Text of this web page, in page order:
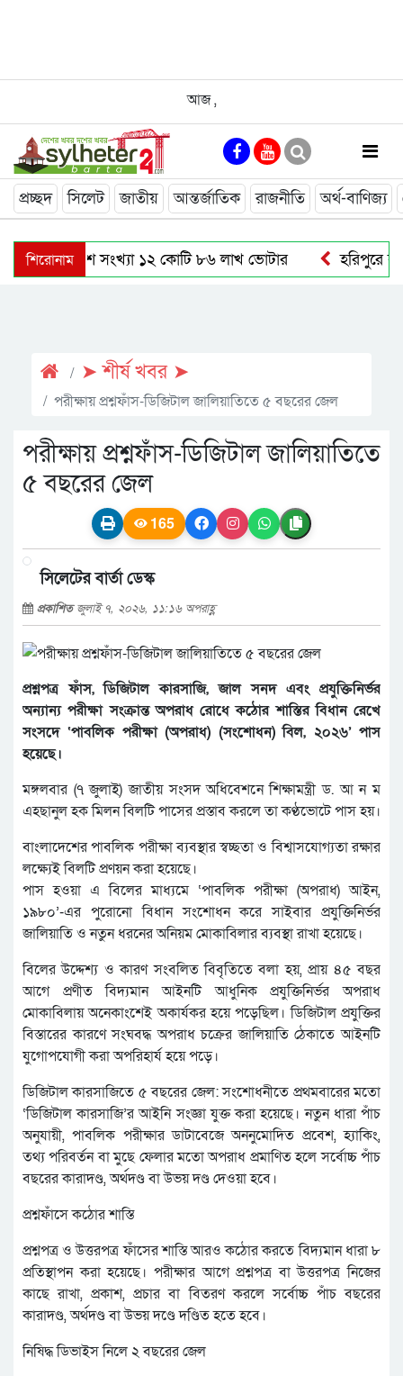
আজ,
প্রচ্ছদ সিলেট জাতীয় আন্তর্জাতিক রাজনীতি অর্থ-বাণিজ্য
শিরোনামদেশে সংখ্যা ১২ কোটি ৮৬ লাখ ভোটার হরিপুরে বাস
➤ শীর্ষ খবর ➤
পরীক্ষায় প্রশ্নফাঁস-ডিজিটাল জালিয়াতিতে ৫ বছরের জেল
পরীক্ষায় প্রশ্নফাঁস-ডিজিটাল জালিয়াতিতে
৫ বছরের জেল
165
সিলেটের বার্তা ডেস্ক
প্রকাশিতজুলাই ৭, ২০২৬, ১১:১৬ অপরাহ্ণ
প্রশ্নপত্র ফাঁস, ডিজিটাল কারসাজি, জাল সনদ এবং প্রযুক্তিনির্ভর
অন্যান্য পরীক্ষা সংক্রান্ত অপরাধ রোধে কঠোর শাস্তির বিধান রেখে
সংসদে ‘পাবলিক পরীক্ষা (অপরাধ) (সংশোধন) বিল, ২০২৬’ পাস
হয়েছে।
মঙ্গলবার (৭ জুলাই) জাতীয় সংসদ অধিবেশনে শিক্ষামন্ত্রী ড. আ ন ম
এহছানুল হক মিলন বিলটি পাসের প্রস্তাব করলে তা কণ্ঠভোটে পাস হয়।
বাংলাদেশের পাবলিক পরীক্ষা ব্যবস্থার স্বচ্ছতা ও বিশ্বাসযোগ্যতা রক্ষার
লক্ষ্যেই বিলটি প্রণয়ন করা হয়েছে।
পাস হওয়া এ বিলের মাধ্যমে ‘পাবলিক পরীক্ষা (অপরাধ) আইন,
১৯৮০’-এর পুরোনো বিধান সংশোধন করে সাইবার প্রযুক্তিনির্ভর
জালিয়াতি ও নতুন ধরনের অনিয়ম মোকাবিলার ব্যবস্থা রাখা হয়েছে।
বিলের উদ্দেশ্য ও কারণ সংবলিত বিবৃতিতে বলা হয়, প্রায় ৪৫ বছর
আগে প্রণীত বিদ্যমান আইনটি আধুনিক প্রযুক্তিনির্ভর অপরাধ
মোকাবিলায় অনেকাংশেই অকার্যকর হয়ে পড়েছিল। ডিজিটাল প্রযুক্তির
বিস্তারের কারণে সংঘবদ্ধ অপরাধ চক্রের জালিয়াতি ঠেকাতে আইনটি
যুগোপযোগী করা অপরিহার্য হয়ে পড়ে।
ডিজিটাল কারসাজিতে ৫ বছরের জেল: সংশোধনীতে প্রথমবারের মতো
‘ডিজিটাল কারসাজি’র আইনি সংজ্ঞা যুক্ত করা হয়েছে। নতুন ধারা পাঁচ
অনুযায়ী, পাবলিক পরীক্ষার ডাটাবেজে অননুমোদিত প্রবেশ, হ্যাকিং,
তথ্য পরিবর্তন বা মুছে ফেলার মতো অপরাধ প্রমাণিত হলে সর্বোচ্চ পাঁচ
বছরের কারাদণ্ড, অর্থদণ্ড বা উভয় দণ্ড দেওয়া হবে।
প্রশ্নফাঁসে কঠোর শাস্তি
প্রশ্নপত্র ও উত্তরপত্র ফাঁসের শাস্তি আরও কঠোর করতে বিদ্যমান ধারা ৮
প্রতিস্থাপন করা হয়েছে। পরীক্ষার আগে প্রশ্নপত্র বা উত্তরপত্র নিজের
কাছে রাখা, প্রকাশ, প্রচার বা বিতরণ করলে সর্বোচ্চ পাঁচ বছরের
কারাদণ্ড, অর্থদণ্ড বা উভয় দণ্ডে দণ্ডিত হতে হবে।
নিষিদ্ধ ডিভাইস নিলে ২ বছরের জেল